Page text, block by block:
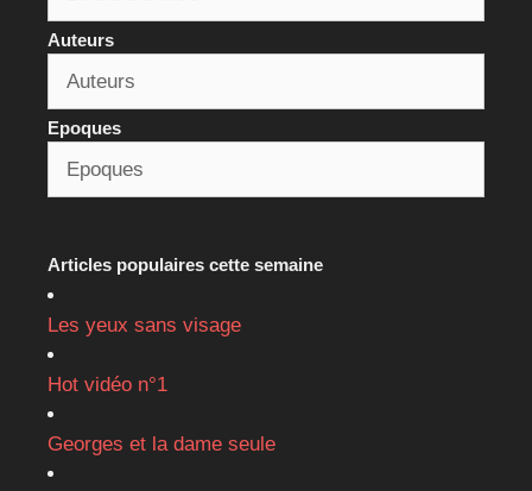
Auteurs
Epoques
Articles populaires cette semaine
Les yeux sans visage
Hot vidéo n°1
Georges et la dame seule